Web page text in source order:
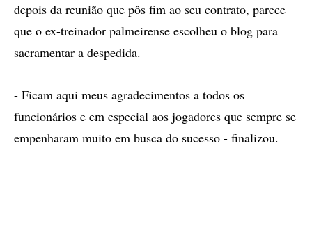
depois da reunião que pôs fim ao seu contrato, parece
que o ex-treinador palmeirense escolheu o blog para
sacramentar a despedida.
- Ficam aqui meus agradecimentos a todos os
funcionários e em especial aos jogadores que sempre se
empenharam muito em busca do sucesso - finalizou.